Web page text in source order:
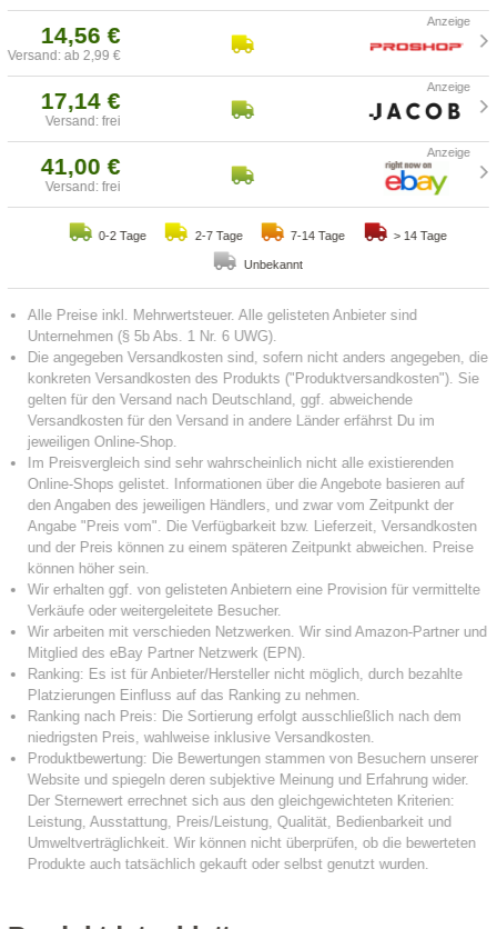
14,56 €
Versand: ab 2,99 €
17,14 €
Versand: frei
41,00 €
Versand: frei
0-2 Tage 2-7 Tage 7-14 Tage > 14 Tage
Unbekannt